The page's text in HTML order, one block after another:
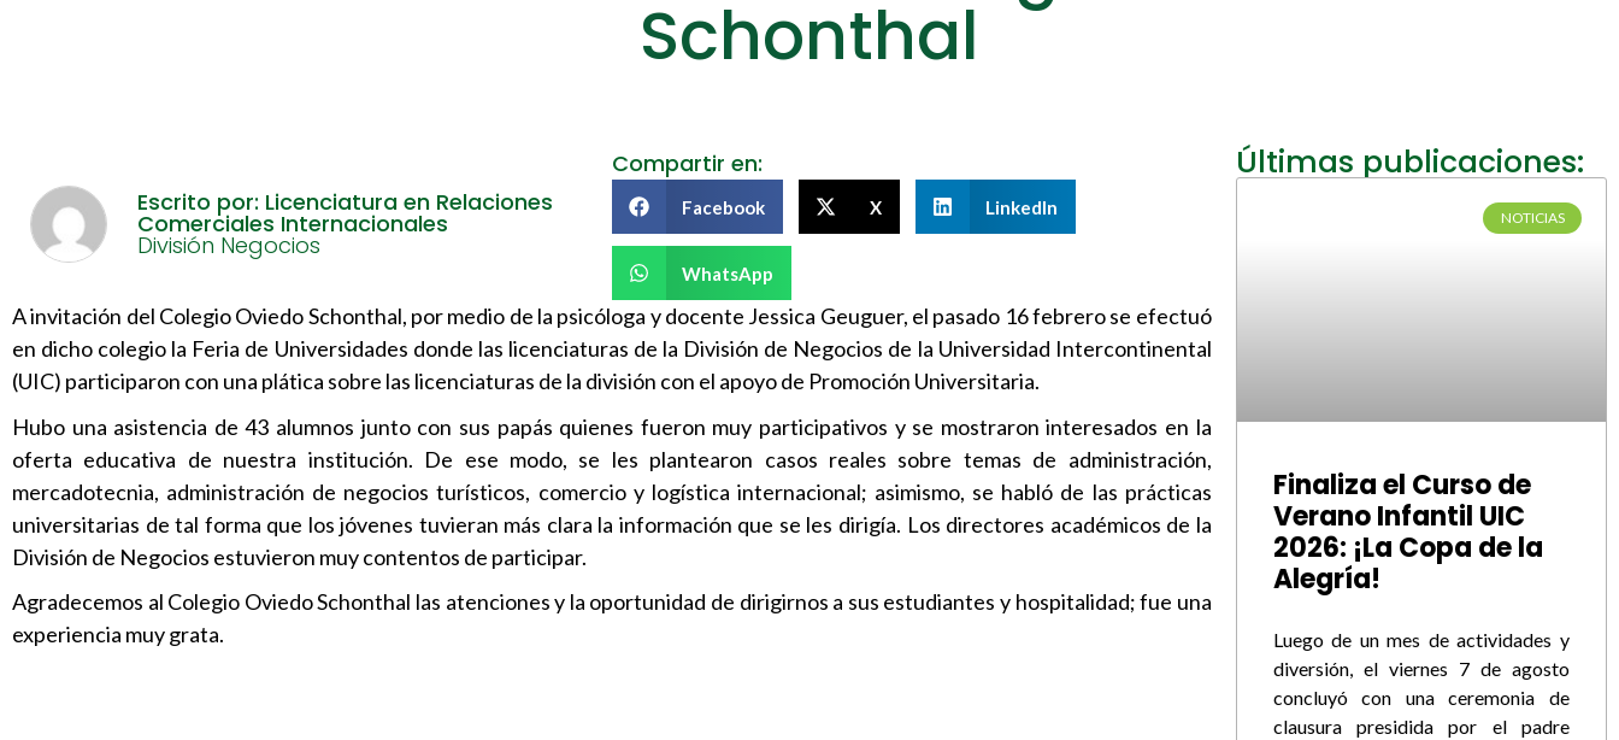
Schonthal
Escrito por: Licenciatura en Relaciones
Comerciales Internacionales
División Negocios
Compartir en:
Facebook X LinkedIn
WhatsApp
A invitación del Colegio Oviedo Schonthal, por medio de la psicóloga y docente Jessica Geuguer, el pasado 16 febrero se efectuó
en dicho colegio la Feria de Universidades donde las licenciaturas de la División de Negocios de la Universidad Intercontinental
(UIC) participaron con una plática sobre las licenciaturas de la división con el apoyo de Promoción Universitaria.
Hubo una asistencia de 43 alumnos junto con sus papás quienes fueron muy participativos y se mostraron interesados en la
oferta educativa de nuestra institución. De ese modo, se les plantearon casos reales sobre temas de administración,
mercadotecnia, administración de negocios turísticos, comercio y logística internacional; asimismo, se habló de las prácticas
universitarias de tal forma que los jóvenes tuvieran más clara la información que se les dirigía. Los directores académicos de la
División de Negocios estuvieron muy contentos de participar.
Agradecemos al Colegio Oviedo Schonthal las atenciones y la oportunidad de dirigirnos a sus estudiantes y hospitalidad; fue una
experiencia muy grata.
Últimas publicaciones:
NOTICIAS
Finaliza el Curso de
Verano Infantil UIC
2026: ¡La Copa de la
Alegría!
Luego de un mes de actividades y
diversión, el viernes 7 de agosto
concluyó con una ceremonia de
clausura presidida por el padre